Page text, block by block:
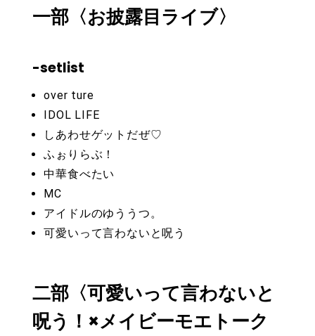
一部〈お披露目ライブ〉
-setlist
over ture
IDOL LIFE
しあわせゲットだぜ♡
ふぉりらぶ！
中華食べたい
MC
アイドルのゆううつ。
可愛いって言わないと呪う
二部〈可愛いって言わないと
呪う！×メイビーモエトーク